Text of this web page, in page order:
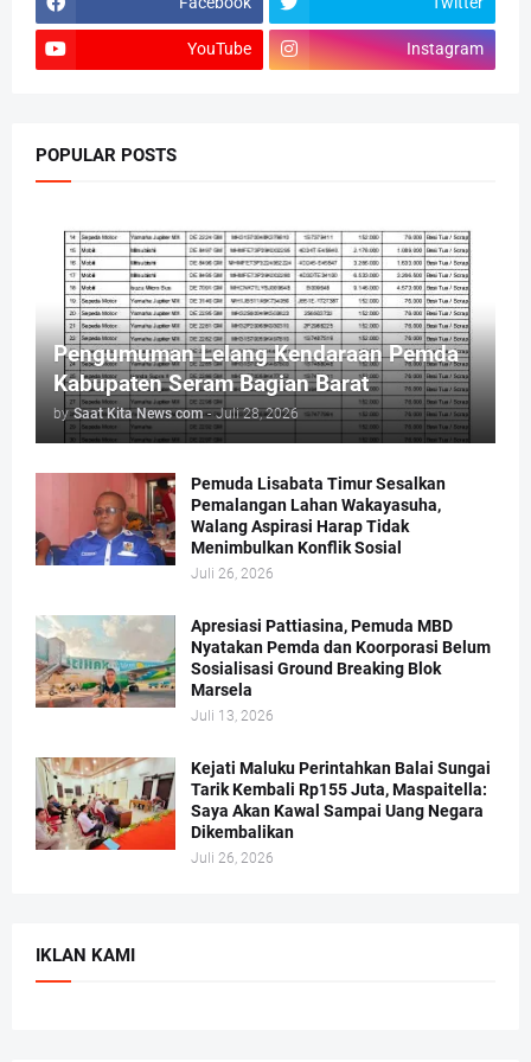
YouTube Instagram
POPULAR POSTS
Pengumuman Lelang Kendaraan Pemda
Kabupaten Seram Bagian Barat
by Saat Kita News com - Juli 28, 2026
Pemuda Lisabata Timur Sesalkan
Pemalangan Lahan Wakayasuha,
Walang Aspirasi Harap Tidak
Menimbulkan Konflik Sosial
Juli 26, 2026
Apresiasi Pattiasina, Pemuda MBD
Nyatakan Pemda dan Koorporasi Belum
Sosialisasi Ground Breaking Blok
Marsela
Juli 13, 2026
Kejati Maluku Perintahkan Balai Sungai
Tarik Kembali Rp155 Juta, Maspaitella:
Saya Akan Kawal Sampai Uang Negara
Dikembalikan
Juli 26, 2026
IKLAN KAMI